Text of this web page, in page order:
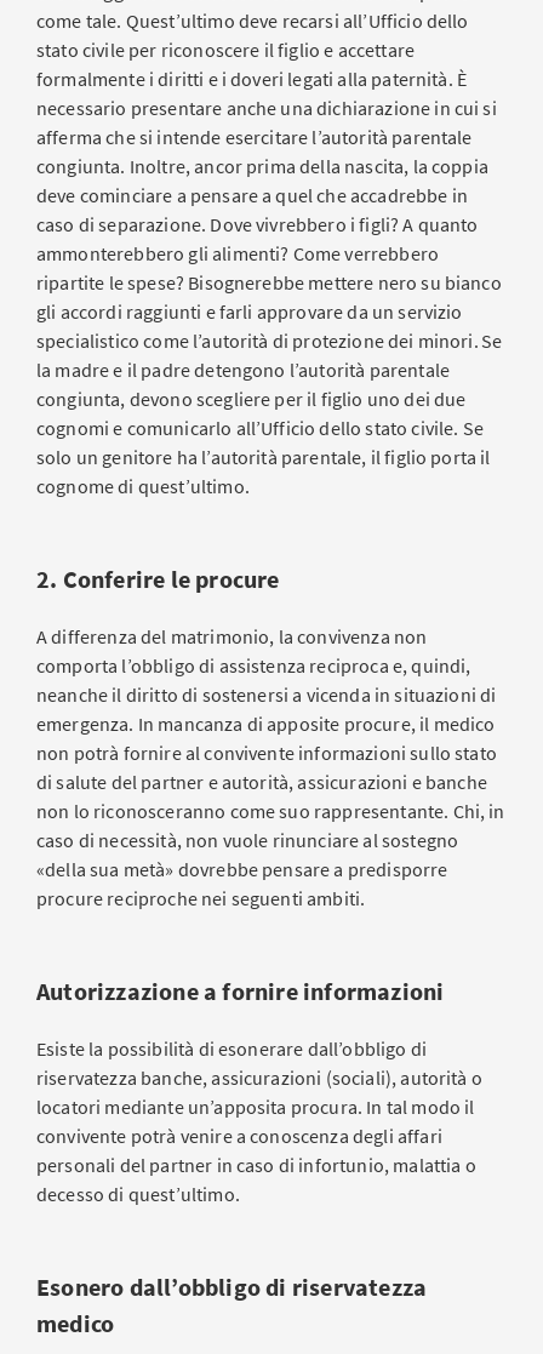
come tale. Quest’ultimo deve recarsi all’Ufficio dello
stato civile per riconoscere il figlio e accettare
formalmente i diritti e i doveri legati alla paternità. È
necessario presentare anche una dichiarazione in cui si
afferma che si intende esercitare l’autorità parentale
congiunta. Inoltre, ancor prima della nascita, la coppia
deve cominciare a pensare a quel che accadrebbe in
caso di separazione. Dove vivrebbero i figli? A quanto
ammonterebbero gli alimenti? Come verrebbero
ripartite le spese? Bisognerebbe mettere nero su bianco
gli accordi raggiunti e farli approvare da un servizio
specialistico come l’autorità di protezione dei minori. Se
la madre e il padre detengono l’autorità parentale
congiunta, devono scegliere per il figlio uno dei due
cognomi e comunicarlo all’Ufficio dello stato civile. Se
solo un genitore ha l’autorità parentale, il figlio porta il
cognome di quest’ultimo.
2. Conferire le procure
A differenza del matrimonio, la convivenza non
comporta l’obbligo di assistenza reciproca e, quindi,
neanche il diritto di sostenersi a vicenda in situazioni di
emergenza. In mancanza di apposite procure, il medico
non potrà fornire al convivente informazioni sullo stato
di salute del partner e autorità, assicurazioni e banche
non lo riconosceranno come suo rappresentante. Chi, in
caso di necessità, non vuole rinunciare al sostegno
«della sua metà» dovrebbe pensare a predisporre
procure reciproche nei seguenti ambiti.
Autorizzazione a fornire informazioni
Esiste la possibilità di esonerare dall’obbligo di
riservatezza banche, assicurazioni (sociali), autorità o
locatori mediante un’apposita procura. In tal modo il
convivente potrà venire a conoscenza degli affari
personali del partner in caso di infortunio, malattia o
decesso di quest’ultimo.
Esonero dall’obbligo di riservatezza
medico